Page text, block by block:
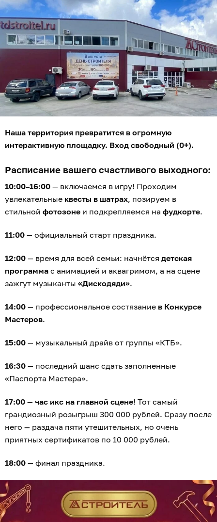
Наша территория превратится в огромную
интерактивную площадку. Вход свободный (0+).
Расписание вашего счастливого выходного:
10:00–16:00 — включаемся в игру! Проходим
увлекательные квесты в шатрах, позируем в
стильной фотозоне и подкрепляемся на фудкорте.
11:00 — официальный старт праздника.
12:00 — время для всей семьи: начнётся детская
программа с анимацией и аквагримом, а на сцене
зажгут музыканты «Дискодяди».
14:00 — профессиональное состязание в Конкурсе
Мастеров.
15:00 — музыкальный драйв от группы «КТБ».
16:30 — последний шанс сдать заполненные
«Паспорта Мастера».
17:00 — час икс на главной сцене! Тот самый
грандиозный розыгрыш 300 000 рублей. Сразу после
него — раздача пяти утешительных, но очень
приятных сертификатов по 10 000 рублей.
18:00 — финал праздника.